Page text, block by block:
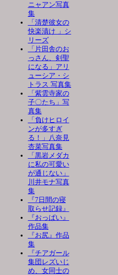
ニャアン写真
集
「清楚彼女の
快楽漬け 」シ
リーズ
「片田舎のお
っさん、剣聖
になる」アリ
ューシア・シ
トラス 写真集
「紫雲寺家の
子〇たち」写
真集
「負けヒロイ
ンが多すぎ
る！」八奈見
杏菜写真集
「黒岩メダカ
に私の可愛い
が通じない」
川井モナ写真
集
『7日間の寝
取らせ記録』
『おっぱい』
作品集
『お尻』作品
集
『チアガール
集団レズいじ
め、女同士の